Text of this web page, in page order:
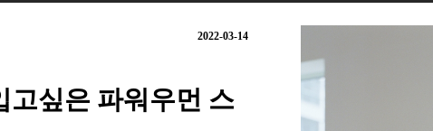
2022-03-14
고싶은 파워우먼 스